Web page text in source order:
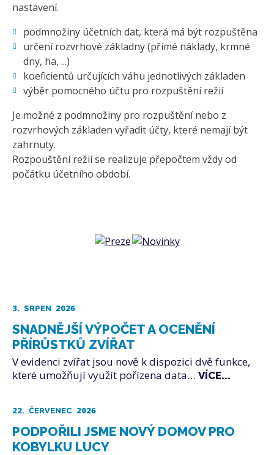
nastavení.
podmnožiny účetních dat, která má být rozpuštěna
určení rozvrhové základny (přímé náklady, krmné
dny, ha, ...)
koeficientů určujících váhu jednotlivých základen
výběr pomocného účtu pro rozpuštění režií
Je možné z podmnožiny pro rozpuštění nebo z
rozvrhových základen vyřadit účty, které nemají být
zahrnuty.
Rozpouštění režií se realizuje přepočtem vždy od
počátku účetního období.
3. SRPEN 2026
SNADNĚJŠÍ VÝPOČET A OCENĚNÍ
PŘÍRŮSTKŮ ZVÍŘAT
V evidenci zvířat jsou nově k dispozici dvě funkce,
které umožňují využít pořízena data… VÍCE...
22. ČERVENEC 2026
PODPOŘILI JSME NOVÝ DOMOV PRO
KOBYLKU LUCY